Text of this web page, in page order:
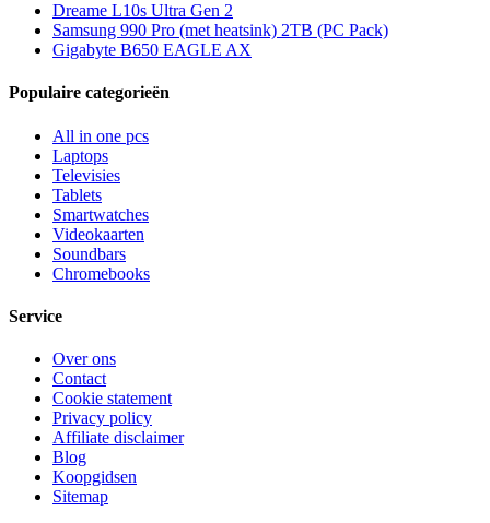
Dreame L10s Ultra Gen 2
Samsung 990 Pro (met heatsink) 2TB (PC Pack)
Gigabyte B650 EAGLE AX
Populaire categorieën
All in one pcs
Laptops
Televisies
Tablets
Smartwatches
Videokaarten
Soundbars
Chromebooks
Service
Over ons
Contact
Cookie statement
Privacy policy
Affiliate disclaimer
Blog
Koopgidsen
Sitemap